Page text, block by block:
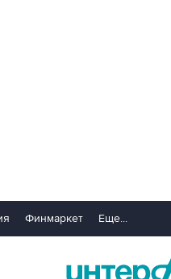
Финмаркет Еще...